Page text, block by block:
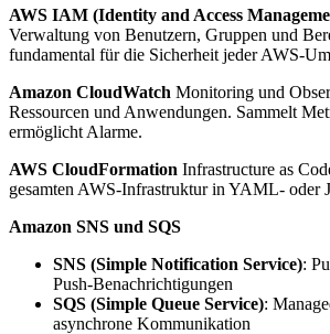
AWS IAM (Identity and Access
Verwaltung von Benutzern, Gruppen und
fundamental für die Sicherheit jeder AWS-
Amazon CloudWatch Monitoring und
Ressourcen und Anwendungen. Sammelt
ermöglicht Alarme.
AWS CloudFormation Infrastructure as
gesamten AWS-Infrastruktur in YAML- oder
Amazon SNS und SQS
SNS (Simple Notification Service):
Push-Benachrichtigungen
SQS (Simple Queue Service):
asynchrone Kommunikation